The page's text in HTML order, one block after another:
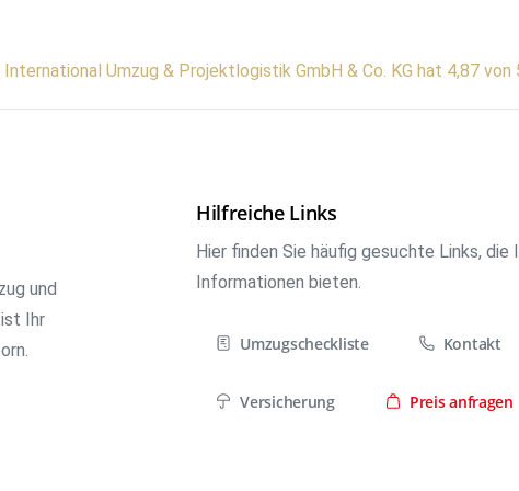
International Umzug & Projektlogistik GmbH & Co. KG hat 4,87
und
Ihr
Hilfreiche Links
Hier finden Sie häufig gesuchte Links, die
Informationen bieten.
Umzugscheckliste Kontakt
Versicherung Preis anfragen